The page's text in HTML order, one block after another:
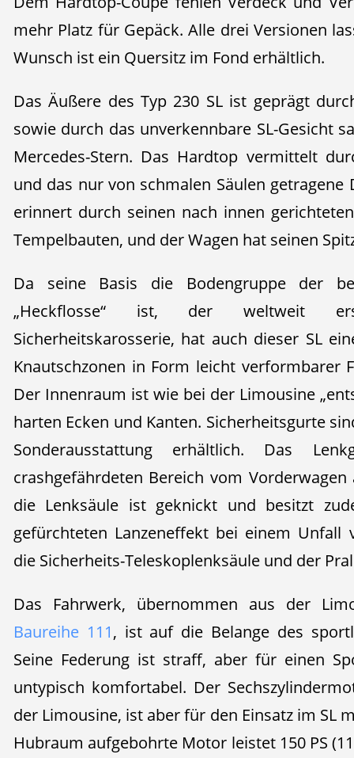
mehr Platz für Gepäck. Alle drei Versionen
Wunsch ist ein Quersitz im Fond erhältlich.
Das Äußere des Typ 230 SL ist geprägt
sowie durch das unverkennbare SL-Gesicht
Mercedes-Stern. Das Hardtop vermittelt
und das nur von schmalen Säulen getragene
erinnert durch seinen nach innen
Tempelbauten, und der Wagen hat seinen
Da seine Basis die Bodengruppe der
„Heckflosse“ ist, der weltweit
Sicherheitskarosserie, hat auch dieser SL
Knautschzonen in Form leicht verformbarer
Der Innenraum ist wie bei der Limousine
harten Ecken und Kanten. Sicherheitsgurte
Sonderausstattung erhältlich. Das
crashgefährdeten Bereich vom
die Lenksäule ist geknickt und besitzt
gefürchteten Lanzeneffekt bei einem Unfall
die Sicherheits-Teleskoplenksäule und der
Das Fahrwerk, übernommen aus der
Baureihe 111, ist auf die Belange des
Seine Federung ist straff, aber für einen
untypisch komfortabel. Der
der Limousine, ist aber für den Einsatz im SL
Hubraum aufgebohrte Motor leistet 150 PS